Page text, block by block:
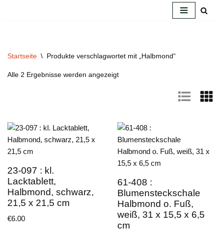
Startseite \ Produkte verschlagwortet mit „Halbmond“
Alle 2 Ergebnisse werden angezeigt
23-097 : kl.
Lacktablett,
Halbmond, schwarz,
21,5 x 21,5 cm
€6.00
61-408 :
Blumensteckschale
Halbmond o. Fuß,
weiß, 31 x 15,5 x 6,5
cm